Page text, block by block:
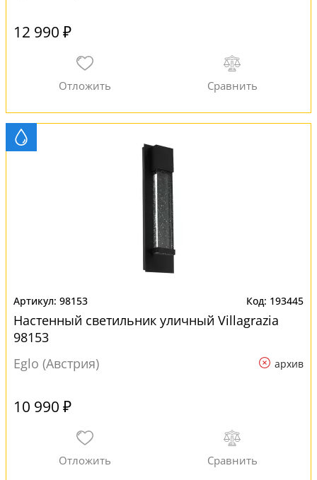
12 990 ₽
98153 193445
Настенный светильник уличный Villagrazia
98153
Eglo (Австрия)
архив
10 990 ₽